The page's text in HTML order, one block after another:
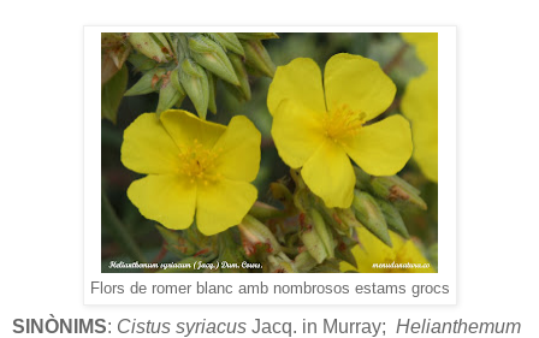
Flors de romer blanc amb nombrosos estams grocs
SINÒNIMS: Cistus syriacus Jacq. in Murray; Helianthemum